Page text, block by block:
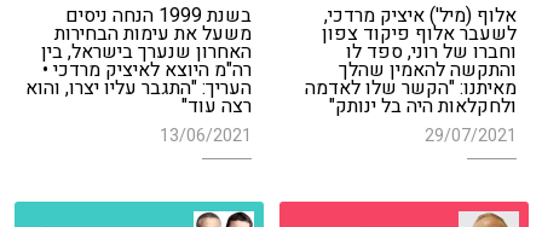
אלוף (מיל') איציק מרדכי,
לשעבר אלוף פיקוד צפון
וחברו של רוני, ספד לו
והתקשה להאמין שהלך
מאיתנו: "הקשר שלו לאדמה
ולחקלאות היה בל ינותק"
29/07/2021
בשנת 1999 הנחה ניסים
משעל את עימות הבחירות
האחרון שנערך בישראל, בין
רה"מ היוצא לאיציק מרדכי •
העריך: "התגבר עליו יצרו, והוא
רצה עוד"
13/06/2021